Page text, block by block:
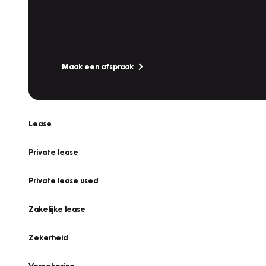
Maak een afspraak
Lease
Private lease
Private lease used
Zakelijke lease
Zekerheid